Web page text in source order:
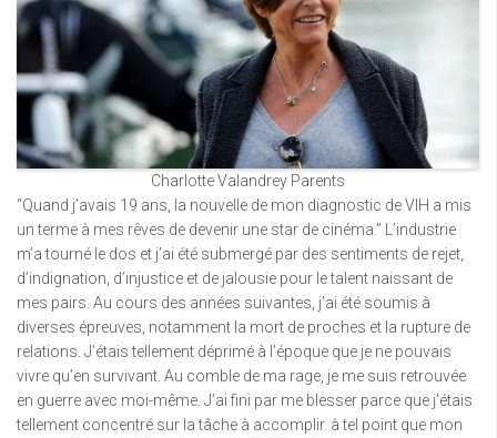
Charlotte Valandrey Parents
“Quand j’avais 19 ans, la nouvelle de mon diagnostic de VIH a mis
un terme à mes rêves de devenir une star de cinéma.” L’industrie
m’a tourné le dos et j’ai été submergé par des sentiments de rejet,
d’indignation, d’injustice et de jalousie pour le talent naissant de
mes pairs. Au cours des années suivantes, j’ai été soumis à
diverses épreuves, notamment la mort de proches et la rupture de
relations. J’étais tellement déprimé à l’époque que je ne pouvais
vivre qu’en survivant. Au comble de ma rage, je me suis retrouvée
en guerre avec moi-même. J’ai fini par me blesser parce que j’étais
tellement concentré sur la tâche à accomplir. à tel point que mon